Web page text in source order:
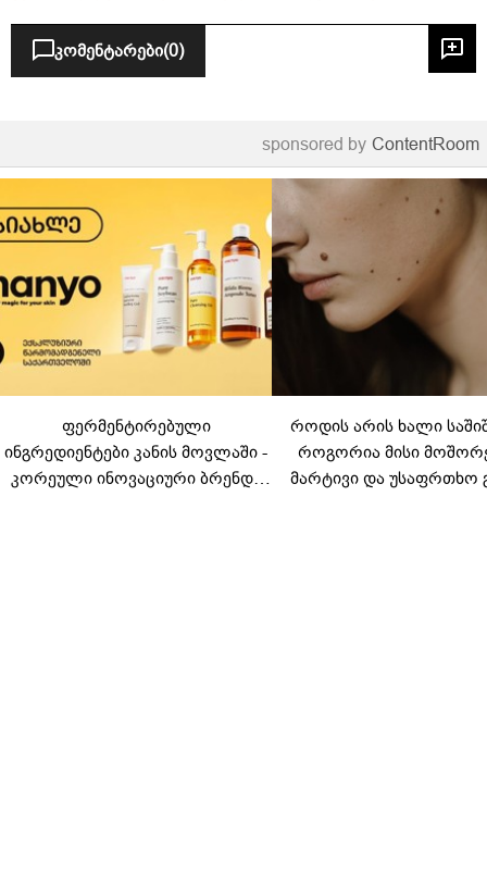
კომენტარები(0)
sponsored by ContentRoom
ფერმენტირებული
ინგრედიენტები კანის მოვლაში -
კორეული ინოვაციური ბრენდი
როდის არის ხალი
როგორია მისი
მარტივი და უსაფრთხო